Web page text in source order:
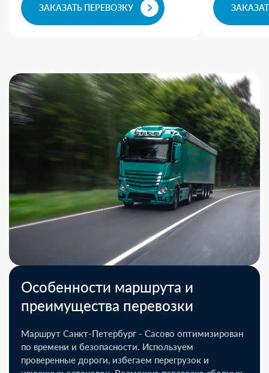
ЗАКАЗАТЬ ПЕРЕВОЗКУ
Особенности маршрута и
преимущества перевозки
Маршрут Санкт-Петербург - Сасово оптимизирован
по времени и безопасности. Используем
проверенные дороги, избегаем перегрузок и